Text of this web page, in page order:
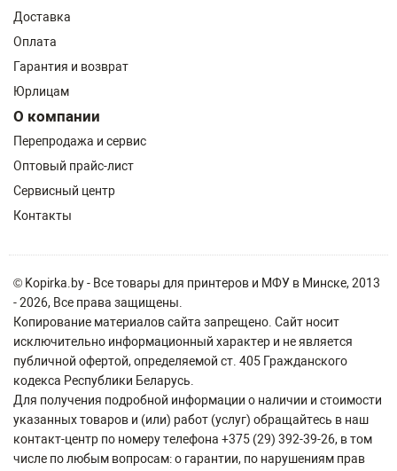
Доставка
Оплата
Гарантия и возврат
Юрлицам
О компании
Перепродажа и сервис
Оптовый прайс-лист
Сервисный центр
Контакты
© Kopirka.by - Все товары для принтеров и МФУ в Минске, 2013
- 2026, Все права защищены.
Копирование материалов сайта запрещено. Сайт носит
исключительно информационный характер и не является
публичной офертой, определяемой ст. 405 Гражданского
кодекса Республики Беларусь.
Для получения подробной информации о наличии и стоимости
указанных товаров и (или) работ (услуг) обращайтесь в наш
контакт-центр по номеру телефона +375 (29) 392-39-26, в том
числе по любым вопросам: о гарантии, по нарушениям прав